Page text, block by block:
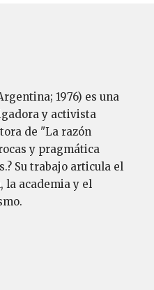
1976) es una
y activista
de "La razón
y pragmática
Su trabajo articula el
la academia y el